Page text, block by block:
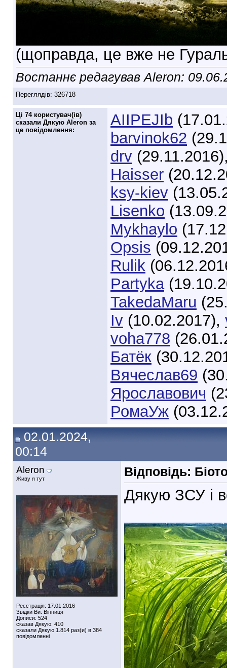
(щоправда, це вже не
Востаннє редагував Aleron:
Переглядів: 326718
Ці 74 користувач(ів)
сказали Дякую Aleron за
це повідомлення:
AIIPEJIb
barvinok62
drv
Haisser
ksy-kiev
Lisenko
Mykhaylo
Opsis
Rulik
Partyka
TakedaMaru
Iv (10.02.2017),
voha778
Батёк
Вячеслав69
Ярославович
РомаУж
02.01.2024,
00:14
Aleron
Живу я тут
Реєстрація: 17.01.2016
Звідки Ви: Вінниця
Дописи: 524
сказав Дякую: 410
сказали Дякую 1.814 раз(и) в 384
повідомленні
Відповідь:
Дякую ЗСУ і